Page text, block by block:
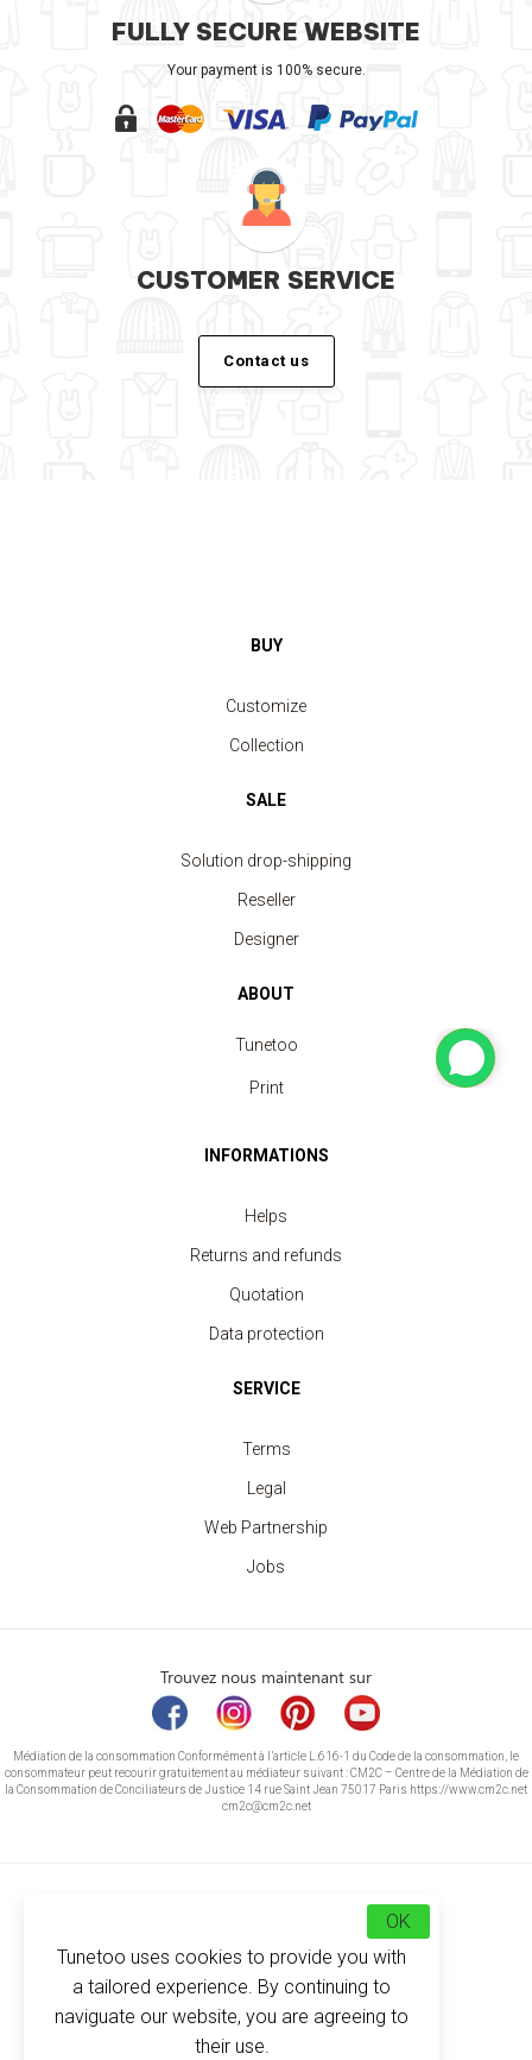
FULLY SECURE WEBSITE
Your payment is 100% secure.
CUSTOMER SERVICE
Contact us
BUY
Customize
Collection
SALE
Solution drop-shipping
Reseller
Designer
ABOUT
Tunetoo
Print
INFORMATIONS
Helps
Returns and refunds
Quotation
Data protection
SERVICE
Terms
Legal
Web Partnership
Jobs
Trouvez nous maintenant sur
Médiation de la consommation Conformément à l’article L.616-1 du Code de la consommation, le
consommateur peut recourir gratuitement au médiateur suivant : CM2C – Centre de la Médiation de
la Consommation de Conciliateurs de Justice 14 rue Saint Jean 75017 Paris https://www.cm2c.net
cm2c@cm2c.net
© Copyright 2026
Tunetoo uses cookies to provide you with
a tailored experience. By continuing to
naviguate our website, you are agreeing to
their use.
OK